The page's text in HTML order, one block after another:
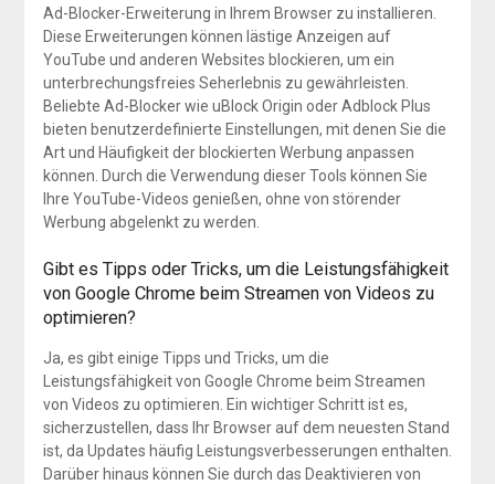
Ad-Blocker-Erweiterung in Ihrem Browser zu installieren.
Diese Erweiterungen können lästige Anzeigen auf
YouTube und anderen Websites blockieren, um ein
unterbrechungsfreies Seherlebnis zu gewährleisten.
Beliebte Ad-Blocker wie uBlock Origin oder Adblock Plus
bieten benutzerdefinierte Einstellungen, mit denen Sie die
Art und Häufigkeit der blockierten Werbung anpassen
können. Durch die Verwendung dieser Tools können Sie
Ihre YouTube-Videos genießen, ohne von störender
Werbung abgelenkt zu werden.
Gibt es Tipps oder Tricks, um die Leistungsfähigkeit
von Google Chrome beim Streamen von Videos zu
optimieren?
Ja, es gibt einige Tipps und Tricks, um die
Leistungsfähigkeit von Google Chrome beim Streamen
von Videos zu optimieren. Ein wichtiger Schritt ist es,
sicherzustellen, dass Ihr Browser auf dem neuesten Stand
ist, da Updates häufig Leistungsverbesserungen enthalten.
Darüber hinaus können Sie durch das Deaktivieren von